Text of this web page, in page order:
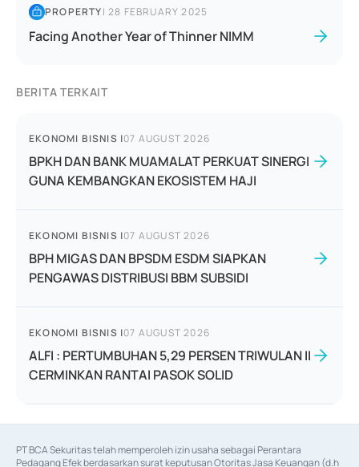
PROPERTY|28 FEBRUARY 2025
Facing Another Year of Thinner NIMM
BERITA TERKAIT
EKONOMI BISNIS |07 AUGUST 2026
BPKH DAN BANK MUAMALAT PERKUAT SINERGI
GUNA KEMBANGKAN EKOSISTEM HAJI
EKONOMI BISNIS |07 AUGUST 2026
BPH MIGAS DAN BPSDM ESDM SIAPKAN
PENGAWAS DISTRIBUSI BBM SUBSIDI
EKONOMI BISNIS |07 AUGUST 2026
ALFI : PERTUMBUHAN 5,29 PERSEN TRIWULAN II
CERMINKAN RANTAI PASOK SOLID
PT BCA Sekuritas telah memperoleh izin usaha sebagai Perantara
Pedagang Efek berdasarkan surat keputusan Otoritas Jasa Keuangan (d.h